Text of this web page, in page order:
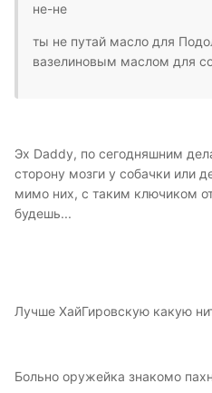
не-не
ты не путай масло для
вазелиновым маслом для
Эх Daddy, по сегодняшним
сторону мозги у собачки или
мимо них, с таким ключиком
будешь...
Лучше ХайГировскую какую
Больно оружейка знакомо